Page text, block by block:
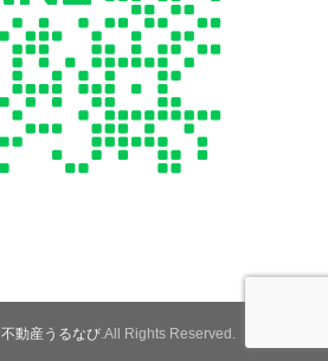
不動産うるなび.All Rights Reserved.